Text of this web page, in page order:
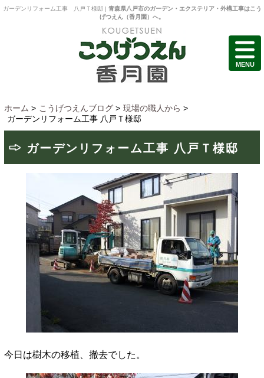
ガーデンリフォーム工事 八戸Ｔ様邸 | 青森県八戸市のガーデン・エクステリア・外構工事はこう
げつえん（香月園）へ。
ホーム > こうげつえんブログ > 現場の職人から >
ガーデンリフォーム工事 八戸Ｔ様邸
ガーデンリフォーム工事 八戸Ｔ様邸
今日は樹木の移植、撤去でした。
MENU